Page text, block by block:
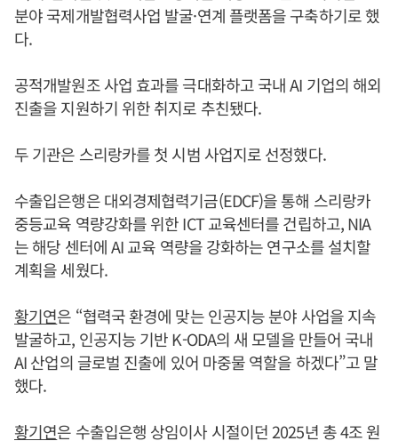
분야 국제개발협력사업 발굴·연계 플랫폼을 구축하기로 했
다.
공적개발원조 사업 효과를 극대화하고 국내 AI 기업의 해외
진출을 지원하기 위한 취지로 추친됐다.
두 기관은 스리랑카를 첫 시범 사업지로 선정했다.
수출입은행은 대외경제협력기금(EDCF)을 통해 스리랑카
중등교육 역량강화를 위한 ICT 교육센터를 건립하고, NIA
는 해당 센터에 AI 교육 역량을 강화하는 연구소를 설치할
계획을 세웠다.
황기연은 “협력국 환경에 맞는 인공지능 분야 사업을 지속
발굴하고, 인공지능 기반 K-ODA의 새 모델을 만들어 국내
AI 산업의 글로벌 진출에 있어 마중물 역할을 하겠다”고 말
했다.
황기연은 수출입은행 상임이사 시절이던 2025년 총 4조 원